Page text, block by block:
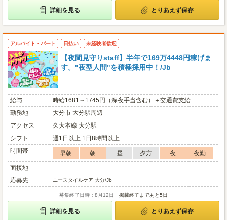
詳細を見る とりあえず保存
アルバイト・パート 日払い 未経験者歓迎
【夜間見守りstaff】半年で169万4448円稼げま
す。"夜型人間"を積極採用中！/Jb
給与
時給1681～1745円（深夜手当含む）＋交通費支給
勤務地
大分市 大分駅周辺
アクセス
久大本線 大分駅
シフト
週1日以上 1日8時間以上
時間帯
早朝 朝 昼 夕方 夜
夜勤
面接地
応募先
ユースタイルケア 大分/Jb
募集終了日時：8月12日 掲載終了まであと5日
詳細を見る とりあえず保存